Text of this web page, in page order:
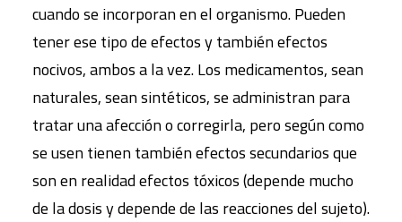
cuando se incorporan en el organismo. Pueden
tener ese tipo de efectos y también efectos
nocivos, ambos a la vez. Los medicamentos, sean
naturales, sean sintéticos, se administran para
tratar una afección o corregirla, pero según como
se usen tienen también efectos secundarios que
son en realidad efectos tóxicos (depende mucho
de la dosis y depende de las reacciones del sujeto).